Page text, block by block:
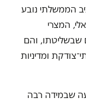
במרכיב הממשלתי נובע
המצרי
שבשליטתו, והם
ומדיניות
שבמידה רבה